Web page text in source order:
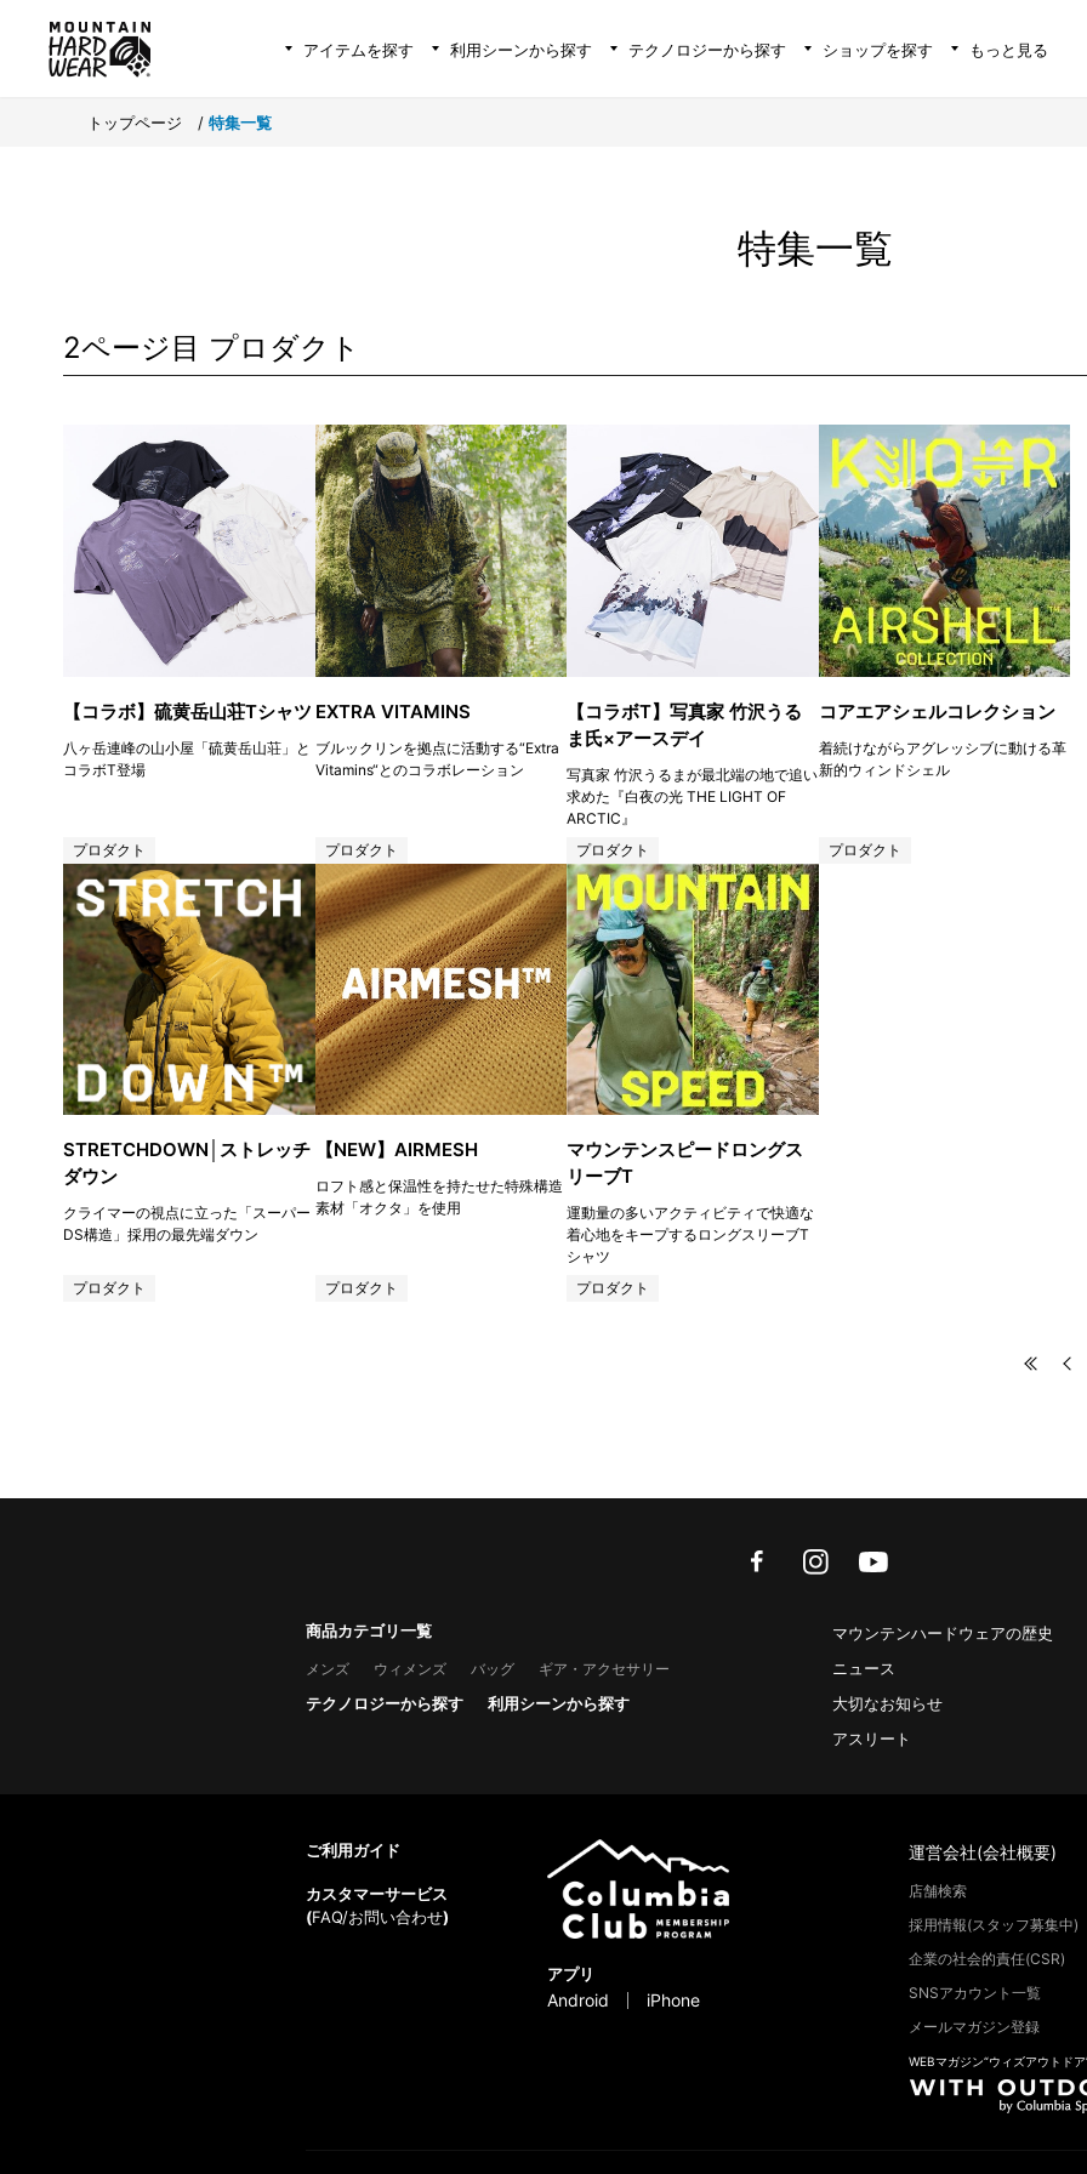
アイテムを探す 利用シーンから探す テクノロジーから探す ショップを探す もっと見る
トップページ 特集一覧
特集一覧
2ページ目 プロダクト
【コラボ】硫黄岳山荘Tシャツ
八ヶ岳連峰の山小屋「硫黄岳山荘」と
コラボT登場
プロダクト
EXTRA VITAMINS
ブルックリンを拠点に活動する“Extra
Vitamins“とのコラボレーション
プロダクト
【コラボT】写真家 竹沢うる
ま氏×アースデイ
写真家 竹沢うるまが最北端の地で追い
求めた『白夜の光 THE LIGHT OF
ARCTIC』
プロダクト
コアエアシェルコレクション
着続けながらアグレッシブに動ける革
新的ウィンドシェル
プロダクト
STRETCHDOWN│ストレッチ
ダウン
クライマーの視点に立った「スーパー
DS構造」採用の最先端ダウン
プロダクト
【NEW】AIRMESH
ロフト感と保温性を持たせた特殊構造
素材「オクタ」を使用
プロダクト
マウンテンスピードロングス
リーブT
運動量の多いアクティビティで快適な
着心地をキープするロングスリーブT
シャツ
プロダクト
facebookinstagram
商品カテゴリ一覧
メンズ ウィメンズ バッグ ギア・アクセサリー
テクノロジーから探す 利用シーンから探す
マウンテンハードウェアの歴史
ニュース
大切なお知らせ
アスリート
ご利用ガイド
カスタマーサービス
(FAQ/お問い合わせ)
アプリ
Android iPhone
運営会社(会社概要)
店舗検索
採用情報(スタッフ募集中)
企業の社会的責任(CSR)
SNSアカウント一覧
メールマガジン登録
WEBマガジン“ウィズアウトドア